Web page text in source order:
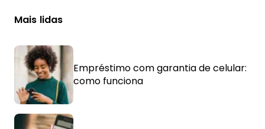
Mais lidas
Empréstimo com garantia de celular:
como funciona